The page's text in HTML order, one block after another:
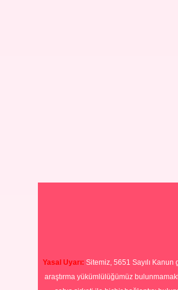
Yasal Uyarı: Sitemiz, 5651 Sayılı
araştırma yükümlülüğümüz